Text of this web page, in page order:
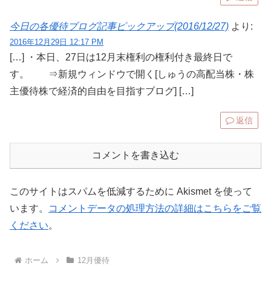
今日の各優待ブログ記事ピックアップ(2016/12/27) より:
2016年12月29日 12:17 PM
[…] ・本日、27日は12月末権利の権利付き最終日で
す。 ⇒新規ウィンドウで開く[しゅうの高配当株・株
主優待株で経済的自由を目指すブログ] […]
返信
コメントを書き込む
このサイトはスパムを低減するために Akismet を使って
います。
コメントデータの処理方法の詳細はこちらをご覧
ください。
ホーム 12月優待